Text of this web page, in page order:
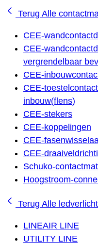
Terug Alle
CEE-
CEE-
vergrendelbaar
CEE-
CEE-
inbouw(flens)
CEE-stekers
CEE-koppelingen
CEE-
CEE-
Schuko-
Hoogstroom-
Terug Alle
LINEAIR LINE
UTILITY LINE